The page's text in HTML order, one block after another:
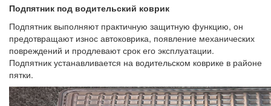
Подпятник под водительский коврик
Подпятник выполняют практичную защитную функцию, он
предотвращают износ автоковрика, появление механических
повреждений и продлевают срок его эксплуатации.
Подпятник устанавливается на водительском коврике в районе
пятки.